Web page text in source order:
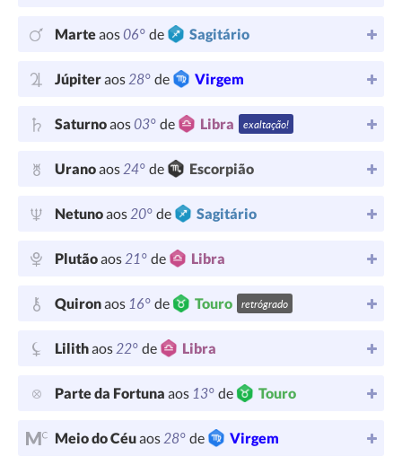
Marteaos06° de Sagitário
Júpiteraos28° de Virgem
Saturnoaos03° de Libra exaltação!
Uranoaos24° de Escorpião
Netunoaos20° de Sagitário
Plutãoaos21° de Libra
Quironaos 16° de Touro retrógrado
Lilithaos22° de Libra
Parte da Fortuna aos 13° de Touro
Meio do Céuaos28° de Virgem